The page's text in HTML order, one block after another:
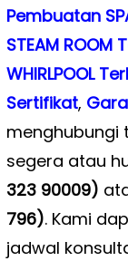
Pembuatan
STEAM ROOM
WHIRLPOOL
Sertifikat,
menghubungi
segera atau
323 90009)
796). Kami
jadwal